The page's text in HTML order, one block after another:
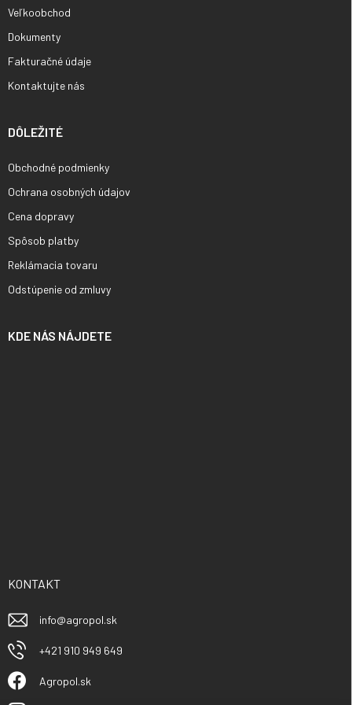
Veľkoobchod
Dokumenty
Fakturačné údaje
Kontaktujte nás
DÔLEŽITÉ
Obchodné podmienky
Ochrana osobných údajov
Cena dopravy
Spôsob platby
Reklámacia tovaru
Odstúpenie od zmluvy
KDE NÁS NÁJDETE
KONTAKT
info@agropol.sk
+421 910 949 649
Agropol.sk